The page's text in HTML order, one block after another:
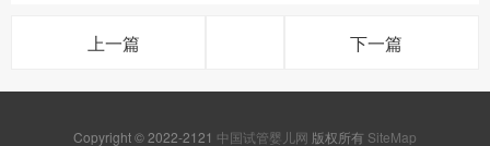
上一篇 下一篇
Copyright © 2022-2121 中国试管婴儿网 版权所有 SiteMap